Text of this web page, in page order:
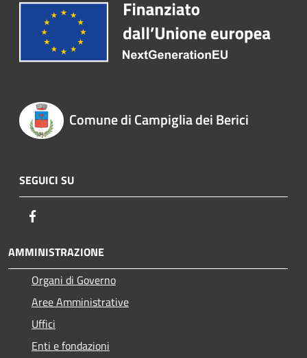
Comune di Campiglia dei Berici
SEGUICI SU
AMMINISTRAZIONE
Organi di Governo
Aree Amministrative
Uffici
Enti e fondazioni